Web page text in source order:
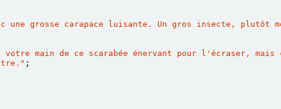
une grosse carapace luisante. Un gros insecte, plutôt
votre main de ce scarabée énervant pour l'écraser,
;